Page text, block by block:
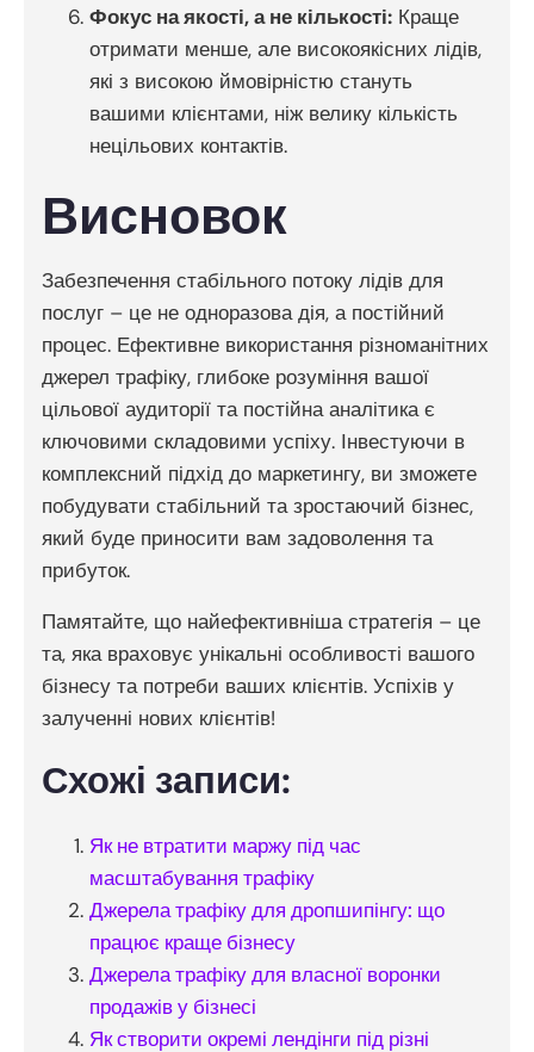
Фокус на якості, а не кількості: Краще
отримати менше, але високоякісних лідів,
які з високою ймовірністю стануть
вашими клієнтами, ніж велику кількість
нецільових контактів.
Висновок
Забезпечення стабільного потоку лідів для
послуг – це не одноразова дія, а постійний
процес. Ефективне використання різноманітних
джерел трафіку, глибоке розуміння вашої
цільової аудиторії та постійна аналітика є
ключовими складовими успіху. Інвестуючи в
комплексний підхід до маркетингу, ви зможете
побудувати стабільний та зростаючий бізнес,
який буде приносити вам задоволення та
прибуток.
Памятайте, що найефективніша стратегія – це
та, яка враховує унікальні особливості вашого
бізнесу та потреби ваших клієнтів. Успіхів у
залученні нових клієнтів!
Схожі записи:
Як не втратити маржу під час
масштабування трафіку
Джерела трафіку для дропшипінгу: що
працює краще бізнесу
Джерела трафіку для власної воронки
продажів у бізнесі
Як створити окремі лендінги під різні